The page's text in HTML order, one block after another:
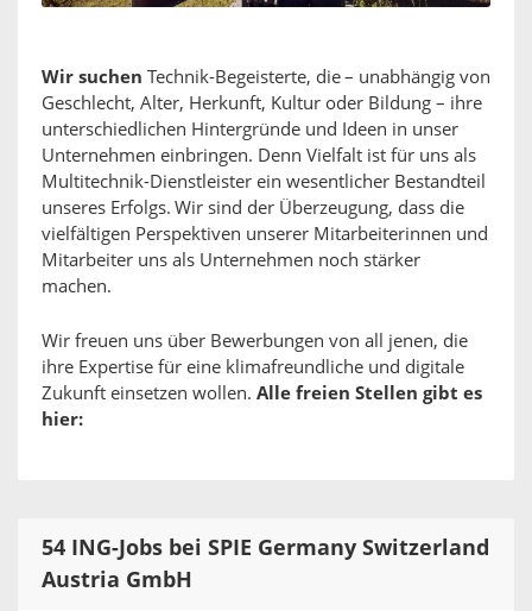
Wir suchen Technik-Begeisterte, die – unabhängig von
Geschlecht, Alter, Herkunft, Kultur oder Bildung – ihre
unterschiedlichen Hintergründe und Ideen in unser
Unternehmen einbringen. Denn Vielfalt ist für uns als
Multitechnik-Dienstleister ein wesentlicher Bestandteil
unseres Erfolgs. Wir sind der Überzeugung, dass die
vielfältigen Perspektiven unserer Mitarbeiterinnen und
Mitarbeiter uns als Unternehmen noch stärker
machen.
Wir freuen uns über Bewerbungen von all jenen, die
ihre Expertise für eine klimafreundliche und digitale
Zukunft einsetzen wollen. Alle freien Stellen gibt es
hier:
54 ING-Jobs bei SPIE Germany Switzerland
Austria GmbH